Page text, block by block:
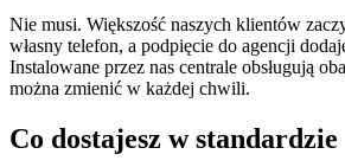
Nie musi. Większość naszych klientów
własny telefon, a podpięcie do agencji
Instalowane przez nas centrale obsługują
można zmienić w każdej chwili.
Co dostajesz w standardzie